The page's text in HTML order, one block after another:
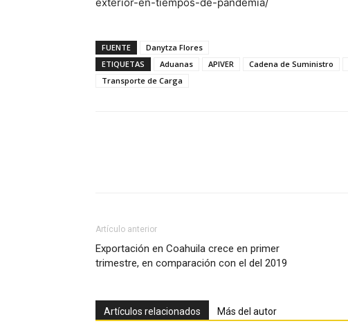
FUENTE
Danytza Flores
ETIQUETAS
Aduanas APIVER Cadena de Suministro
Transporte de Carga
Artículo anterior
Exportación en Coahuila crece en primer
trimestre, en comparación con el del 2019
Artículos relacionados Más del autor